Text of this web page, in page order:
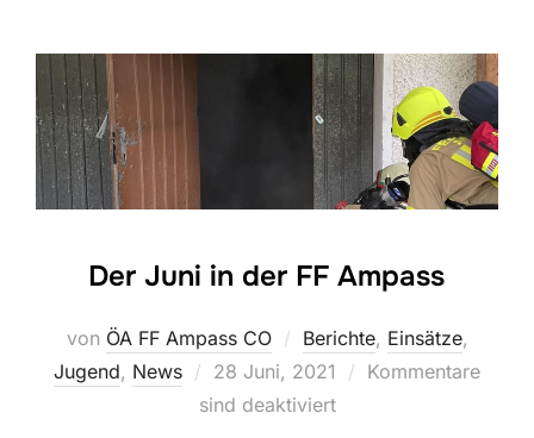
Der Juni in der FF Ampass
von ÖA FF Ampass CO Berichte, Einsätze,
Jugend, News
Veröffentlicht
am
28 Juni, 2021
Kommentare
sind deaktiviert